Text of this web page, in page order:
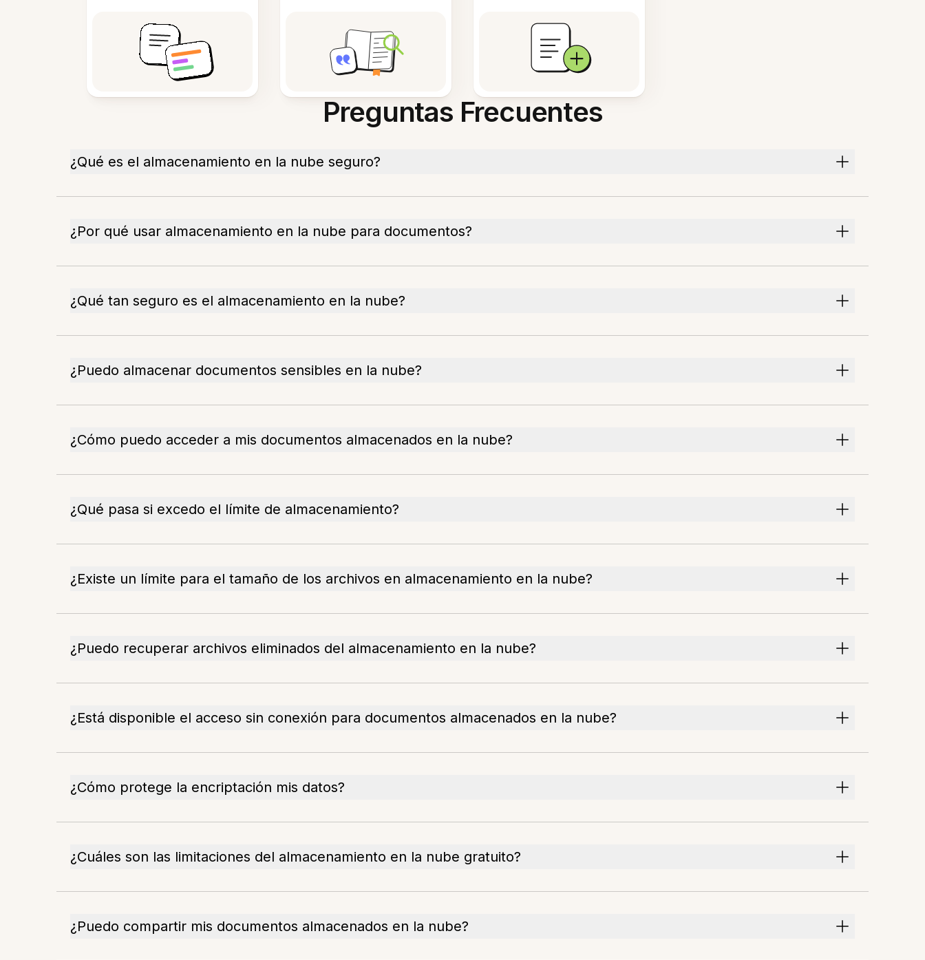
Preguntas Frecuentes
¿Qué es el almacenamiento en la nube seguro?
¿Por qué usar almacenamiento en la nube para documentos?
¿Qué tan seguro es el almacenamiento en la nube?
¿Puedo almacenar documentos sensibles en la nube?
¿Cómo puedo acceder a mis documentos almacenados en la nube?
¿Qué pasa si excedo el límite de almacenamiento?
¿Existe un límite para el tamaño de los archivos en almacenamiento en la nube?
¿Puedo recuperar archivos eliminados del almacenamiento en la nube?
¿Está disponible el acceso sin conexión para documentos almacenados en la nube?
¿Cómo protege la encriptación mis datos?
¿Cuáles son las limitaciones del almacenamiento en la nube gratuito?
¿Puedo compartir mis documentos almacenados en la nube?